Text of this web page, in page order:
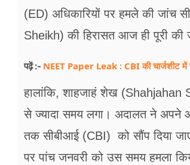
जॉब्स
शिक्षा
अन्य खबरें
(ED) अधिकारियों पर हमले की जांच
Sheikh) की हिरासत आज ही पूरी की
पढ़ें :- NEET Paper Leak : CBI की चार्जशीट में
हालांकि, शाहजाहं शेख (Shahjahan
से ज्यादा समय लगा। अदालत ने
तक सीबीआई (CBI) को सौंप दिया
पर पांच जनवरी को उस समय हमला